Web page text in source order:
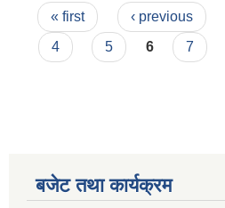
Pages
« first ‹ previous
4
5 6 7
बजेट तथा कार्यक्रम